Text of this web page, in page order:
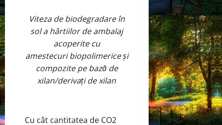
Viteza de biodegradare în
sol a hârtiilor de ambalaj
acoperite cu
amestecuri biopolimerice și
compozite pe bază de
xilan/derivați de xilan
Cu cât cantitatea de CO2